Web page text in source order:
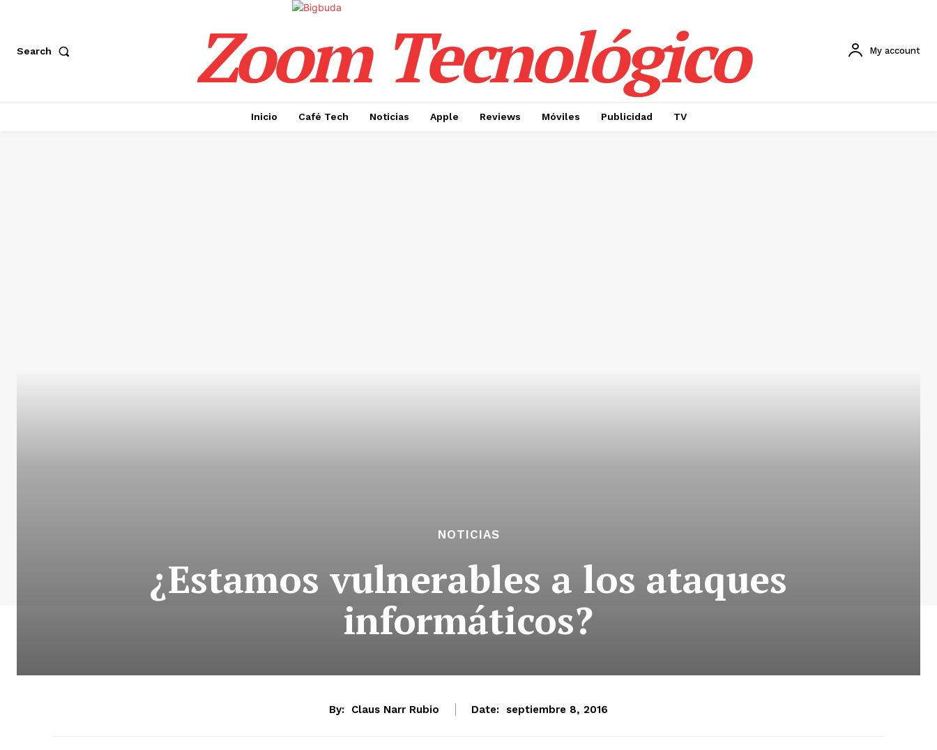
Search Zoom Tecnológico My account
Inicio Café Tech Noticias Apple Reviews Móviles Publicidad TV
NOTICIAS
¿Estamos vulnerables a los ataques
informáticos?
By: Claus Narr Rubio Date: septiembre 8, 2016